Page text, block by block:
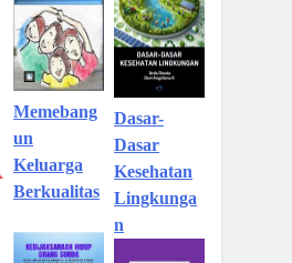
Memebang
un
Keluarga
Berkualitas
Dasar-
Dasar
Kesehatan
Lingkunga
n